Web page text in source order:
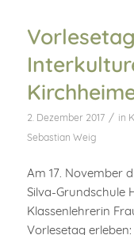
2. Dezember 2017 / in
Sebastian Weig
Am 17. November
Silva-Grundschule
Klassenlehrerin
Vorlesetag